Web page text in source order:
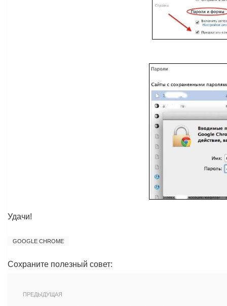
Удачи!
GOOGLE CHROME
Сохраните полезный совет:
ПРЕДЫДУЩАЯ